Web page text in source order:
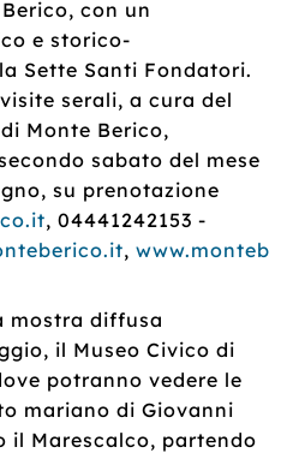
con un
e storico-
Sette Santi Fondatori.
serali, a cura del
Monte Berico,
sabato del mese
su prenotazione
, 04441242153 -
,www.monteb
mostra diffusa
il Museo Civico di
potranno vedere le
mariano di Giovanni
il Marescalco, partendo